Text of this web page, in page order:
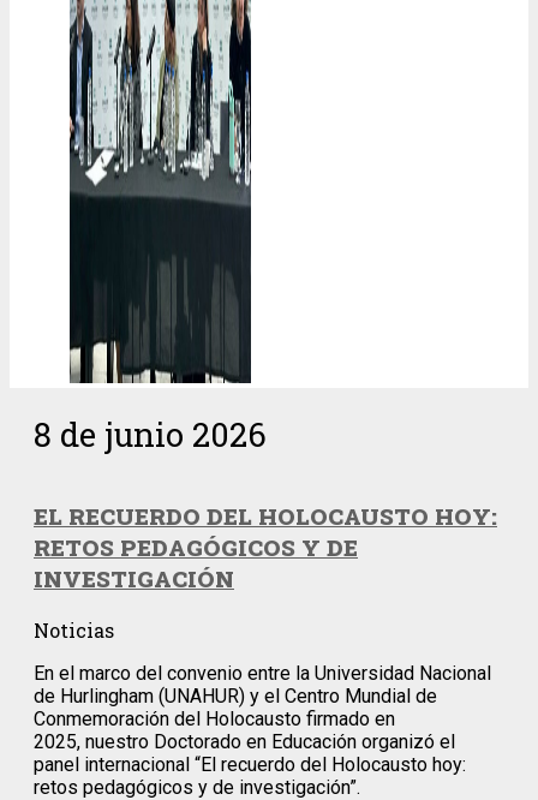
8 de junio 2026
EL RECUERDO DEL HOLOCAUSTO HOY:
RETOS PEDAGÓGICOS Y DE
INVESTIGACIÓN
Noticias
En el marco del convenio entre la Universidad Nacional
de Hurlingham (UNAHUR) y el Centro Mundial de
Conmemoración del Holocausto firmado en
2025, nuestro Doctorado en Educación organizó el
panel internacional “El recuerdo del Holocausto hoy:
retos pedagógicos y de investigación”.